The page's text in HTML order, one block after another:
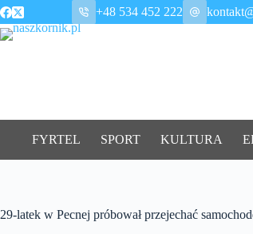
Przejdź
do
treści
+48 534 452 222
FYRTEL SPORT KULTURA
29-latek w Pecnej próbował przejechać